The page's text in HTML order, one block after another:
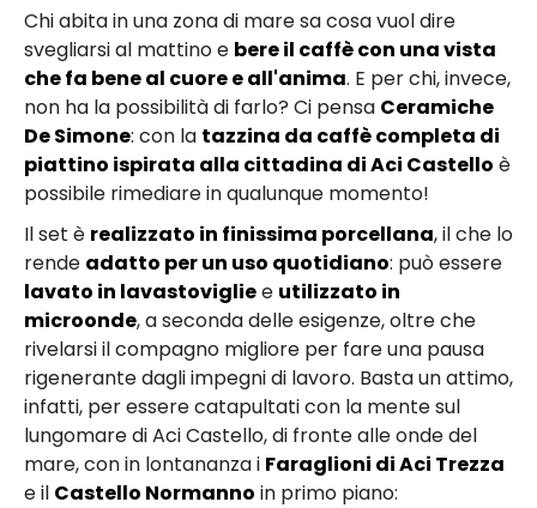
Chi abita in una zona di mare sa cosa vuol dire
svegliarsi al mattino e bere il caffè con una vista
che fa bene al cuore e all'anima. E per chi, invece,
non ha la possibilità di farlo? Ci pensa Ceramiche
De Simone: con la tazzina da caffè completa di
piattino ispirata alla cittadina di Aci Castello è
possibile rimediare in qualunque momento!
Il set è realizzato in finissima porcellana, il che lo
rende adatto per un uso quotidiano: può essere
lavato in lavastovigliee utilizzato in
microonde, a seconda delle esigenze, oltre che
rivelarsi il compagno migliore per fare una pausa
rigenerante dagli impegni di lavoro. Basta un attimo,
infatti, per essere catapultati con la mente sul
lungomare di Aci Castello, di fronte alle onde del
mare, con in lontananza i Faraglioni di Aci Trezza
e il Castello Normanno in primo piano: